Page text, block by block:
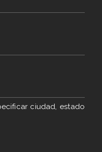
ciudad, estado